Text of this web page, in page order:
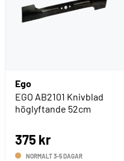
Ego
EGO AB2101 Knivblad
höglyftande 52cm
375 kr
NORMALT 3-5 DAGAR